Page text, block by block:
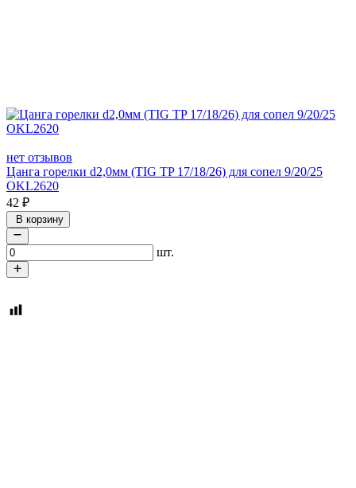
нет отзывов
Цанга горелки d2,0мм (TIG TP 17/18/26) для сопел 9/20/25
OKL2620
42 ₽
В корзину
шт.